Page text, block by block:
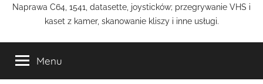
Naprawa C64, 1541, datasette, joysticków; przegrywanie VHS i
kaset z kamer, skanowanie kliszy i inne usługi.
Menu